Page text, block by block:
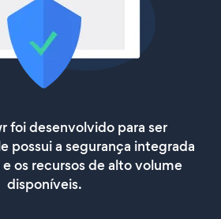
foi desenvolvido para ser
possui a segurança integrada
os recursos de alto volume
disponíveis.